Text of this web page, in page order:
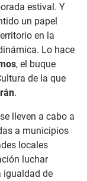
estival. Y
un papel
en la
Lo hace
, el buque
de la que
.
lleven a cabo a
a municipios
locales
luchar
igualdad de